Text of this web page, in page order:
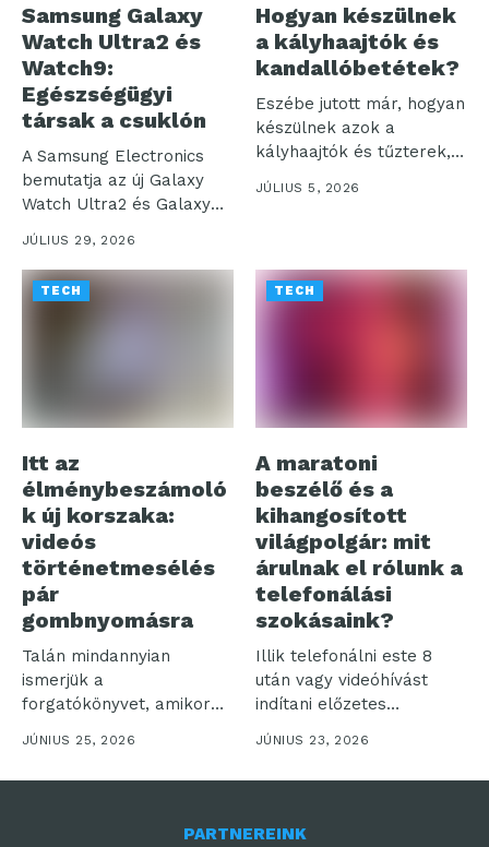
Samsung Galaxy
Watch Ultra2 és
Watch9:
Egészségügyi
társak a csuklón
A Samsung Electronics
bemutatja az új Galaxy
Watch Ultra2 és Galaxy
Watch9...
JÚLIUS 29, 2026
Hogyan készülnek
a kályhaajtók és
kandallóbetétek?
Eszébe jutott már, hogyan
készülnek azok a
kályhaajtók és tűzterek,
amelyek otthonaink...
JÚLIUS 5, 2026
TECH
Itt az
élménybeszámoló
k új korszaka:
videós
történetmesélés
pár
gombnyomásra
Talán mindannyian
ismerjük a
forgatókönyvet, amikor
egy felejthetetlen
utazásról hazatérve több
száz...
JÚNIUS 25, 2026
TECH
A maratoni
beszélő és a
kihangosított
világpolgár: mit
árulnak el rólunk a
telefonálási
szokásaink?
Illik telefonálni este 8
után vagy videóhívást
indítani előzetes
bejelentés nélkül? Bár...
JÚNIUS 23, 2026
PARTNEREINK